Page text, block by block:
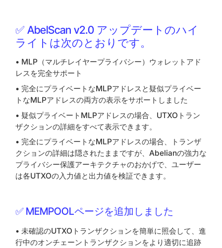
✅ AbelScan v2.0 アップデートのハイ
ライトは次のとおりです。
• MLP（マルチレイヤープライバシー）ウォレットアド
レスを完全サポート
• 完全にプライベートなMLPアドレスと疑似プライベー
トなMLPアドレスの両方の表示をサポートしました
• 疑似プライベートMLPアドレスの場合、UTXOトラン
ザクションの詳細をすべて表示できます。
• 完全にプライベートなMLPアドレスの場合、トランザ
クションの詳細は隠されたままですが、Abelianの強力な
プライバシー保護アーキテクチャのおかげで、ユーザー
は各UTXOの入力値と出力値を検証できます。
✅ MEMPOOLページを追加しました
• 未確認のUTXOトランザクションを簡単に照会して、進
行中のオンチェーントランザクションをより適切に追跡